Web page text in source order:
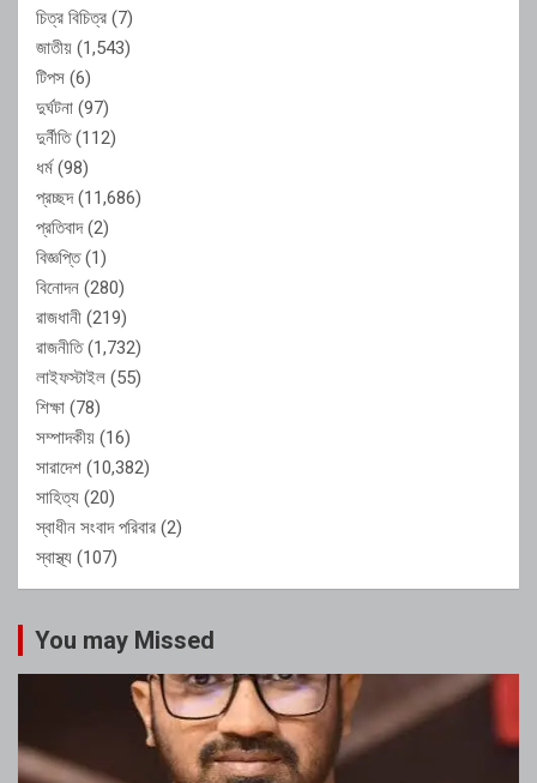
চিত্র বিচিত্র (7)
জাতীয় (1,543)
টিপস (6)
দুর্ঘটনা (97)
দুর্নীতি(112)
ধর্ম(98)
প্রচ্ছদ(11,686)
প্রতিবাদ(2)
বিজ্ঞপ্তি(1)
বিনোদন (280)
রাজধানী (219)
রাজনীতি(1,732)
লাইফস্টাইল (55)
শিক্ষা (78)
সম্পাদকীয় (16)
সারাদেশ (10,382)
সাহিত্য (20)
স্বাধীন সংবাদ পরিবার (2)
স্বাস্থ্য (107)
You may Missed